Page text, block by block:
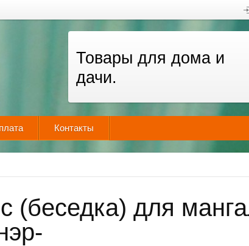
Товары для дома и
дачи.
Контакты
(беседка) для